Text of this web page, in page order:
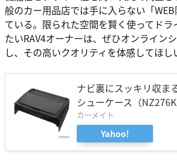
般のカー用品店では手に入らない「
ている。限られた空間を賢く使ってド
たいRAV4オーナーは、ぜひオンライン
し、その高いクオリティを体感してほし
ナビ裏にスッキリ収ま
シューケース（NZ276K
カーメイト
Yahoo!